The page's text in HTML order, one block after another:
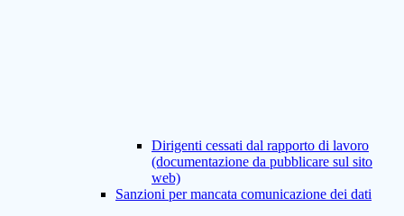
Dirigenti cessati dal rapporto di lavoro
(documentazione da pubblicare sul sito
web)
Sanzioni per mancata comunicazione dei dati